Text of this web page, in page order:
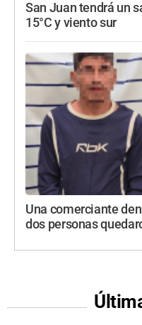
San Juan tendrá un
15°C y viento sur
Una comerciante
dos personas